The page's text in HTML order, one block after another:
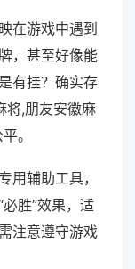
在游戏中遇到
，甚至好像能
有挂？确实存
将,朋友安徽麻
。
用辅助工具，
胜”效果，适
注意遵守游戏